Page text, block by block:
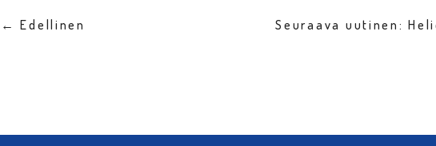
← Edellinen Seuraava uutinen: